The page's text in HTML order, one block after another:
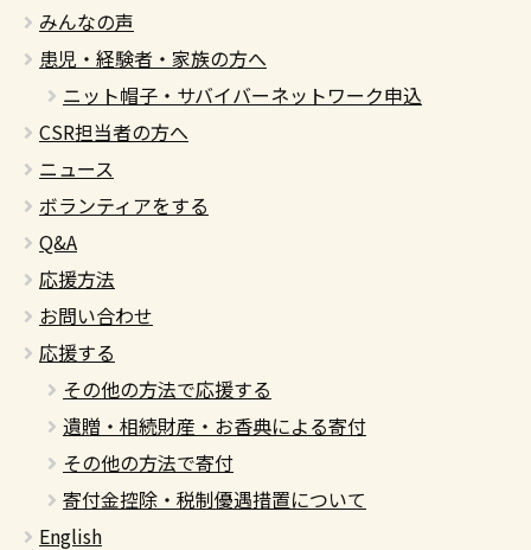
みんなの声
患児・経験者・家族の方へ
ニット帽子・サバイバーネットワーク申込
CSR担当者の方へ
ニュース
ボランティアをする
Q&A
応援方法
お問い合わせ
応援する
その他の方法で応援する
遺贈・相続財産・お香典による寄付
その他の方法で寄付
寄付金控除・税制優遇措置について
English